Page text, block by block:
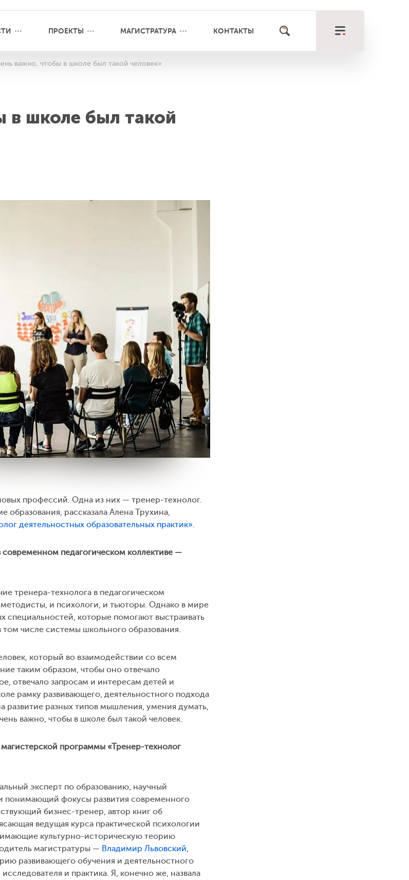
ПРОЕКТЫ МАГИСТРАТУРА КОНТАКТЫ
важно, чтобы в школе был такой человек»
в школе был такой
профессий. Одна из них — тренер-технолог.
рассказала Алена Трухина,
деятельностных образовательных практик»
современном педагогическом коллективе —
тренера-технолога в педагогическом
и психологи, и тьюторы. Однако в мире
специальностей, которые помогают выстраивать
числе системы школьного образования.
который во взаимодействии со всем
таким образом, чтобы оно отвечало
отвечало запросам и интересам детей и
рамку развивающего, деятельностного подхода
развитие разных типов мышления, умения думать,
важно, чтобы в школе был такой человек.
программы «Тренер-технолог
эксперт по образованию, научный
понимающий фокусы развития современного
бизнес-тренер, автор книг об
ведущая курса практической психологии
культурно-историческую теорию
магистратуры — Владимир Львовский
развивающего обучения и деятельностного
и практика. Я, конечно же, назвала